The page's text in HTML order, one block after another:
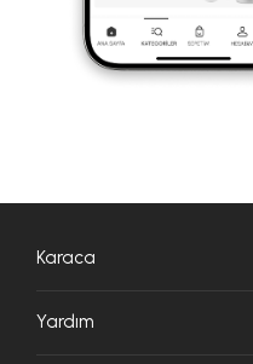
Karaca
Yardım